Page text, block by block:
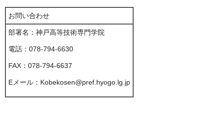
お問い合わせ
部署名：神戸高等技術専門学院
電話：078-794-6630
FAX：078-794-6637
Eメール：Kobekosen@pref.hyogo.lg.jp